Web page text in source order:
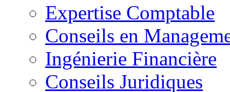
Expertise Comptable
Conseils en
Ingénierie Financière
Conseils Juridiques